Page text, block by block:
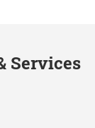
Services